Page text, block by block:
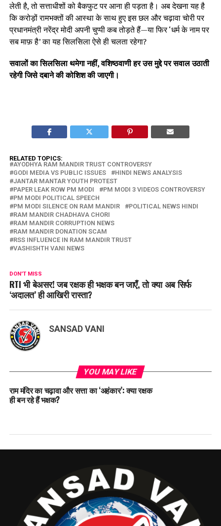
लेती है, तो सत्ताधीशों को बैकफुट पर आना ही पड़ता है। अब देखना यह है
कि करोड़ों रामभक्तों की आस्था के साथ हुए इस छल और चढ़ावा चोरी पर
प्रधानमंत्री नरेंद्र मोदी अपनी चुप्पी कब तोड़ते हैं—या फिर ‘धर्म के नाम पर
सब माफ़ है’ का यह सिलसिला ऐसे ही चलता रहेगा?
सवालों का सिलसिला थमेगा नहीं, वशिष्ठवाणी हर उस मुद्दे पर सवाल उठाती
रहेगी जिसे दबाने की कोशिश की जाएगी।
RELATED TOPICS:
AYODHYA RAM MANDIR TRUST CONTROVERSY
GODI MEDIA VS PUBLIC ISSUES
HINDI NEWS ANALYSIS
JANTAR MANTAR YOUTH PROTEST
PAPER LEAK ROW PM MODI
PM MODI 3 VIDEOS CONTROVERSY
PM MODI POLITICAL SPEECH
PM MODI SILENCE ON RAM MANDIR
POLITICAL NEWS HINDI
RAM MANDIR CHADHAVA CHORI
RAM MANDIR CORRUPTION NEWS
RAM MANDIR DONATION SCAM
RSS INFLUENCE IN RAM MANDIR TRUST
VASHISHTH VANI NEWS
DON'T MISS
RTI भी बेअसर! जब रक्षक ही भक्षक बन जाएँ, तो क्या अब सिर्फ
‘अदालत’ ही आखिरी रास्ता?
SANSAD VANI
YOU MAY LIKE
राम मंदिर का चढ़ावा और सत्ता का ‘अहंकार’: क्या रक्षक
ही बन रहे हैं भक्षक?